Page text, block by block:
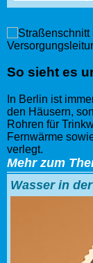
So sieht es
In Berlin ist
den Häusern,
Rohren für
Fernwärme
verlegt.
Mehr zum
Wasser in